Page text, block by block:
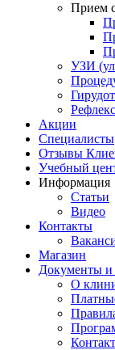
Прием
УЗИ
Акции
Специалисты
Отзывы
Учебный
Информация
Статьи
Видео
Контакты
Магазин
Документы и
О